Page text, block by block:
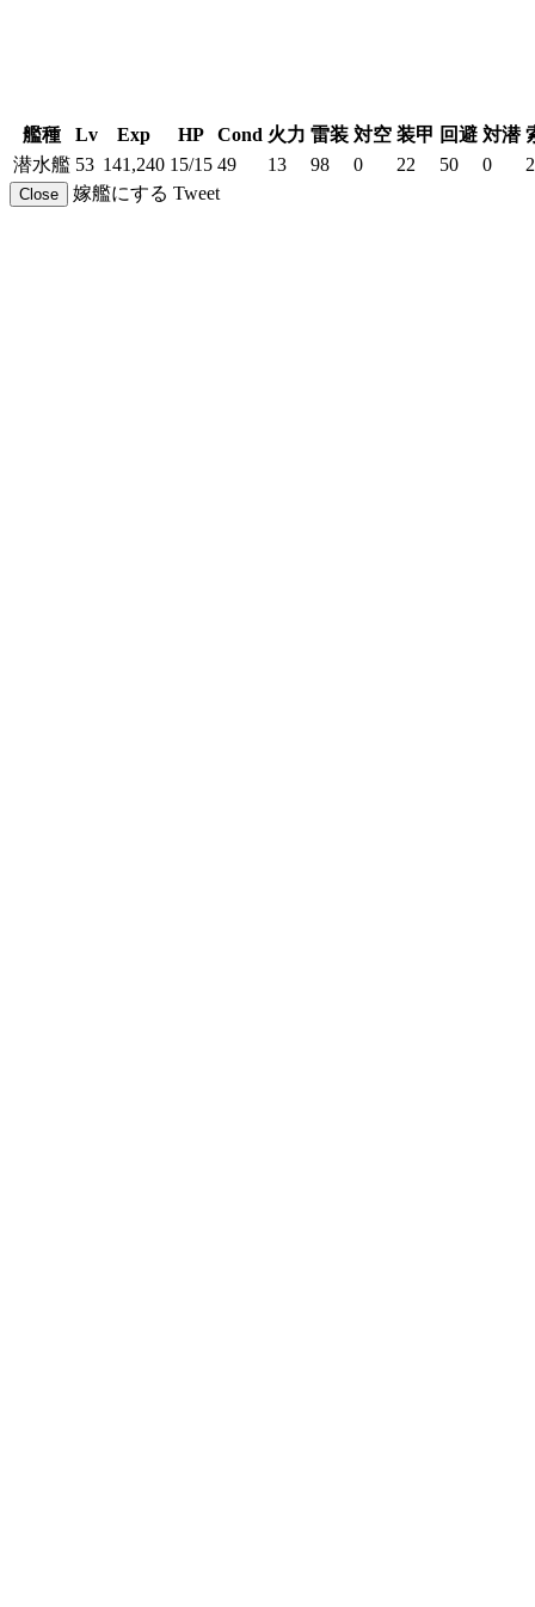
艦種 Lv Exp HP Cond 火力 雷装 対空 装甲 回避 対潜
潜水艦 53 141,240 15/15 49 13 98 0 22 50 0
Close 嫁艦にする Tweet